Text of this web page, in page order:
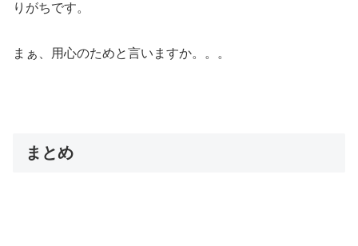
りがちです。
まぁ、用心のためと言いますか。。。
まとめ